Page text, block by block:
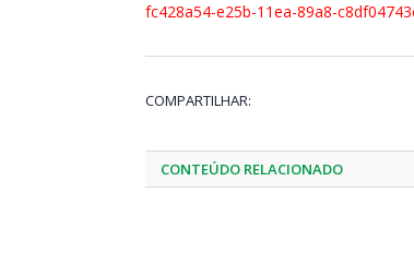
fc428a54-e25b-11ea-89a8-
COMPARTILHAR:
CONTEÚDO RELACIONADO